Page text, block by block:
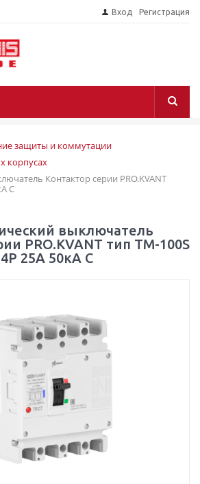
Вход Регистрация
защиты и коммутации
корпусах
Контактор серии PRO.KVANT
C
выключатель
PRO.KVANT тип TM-100S
4P 25А 50кА C